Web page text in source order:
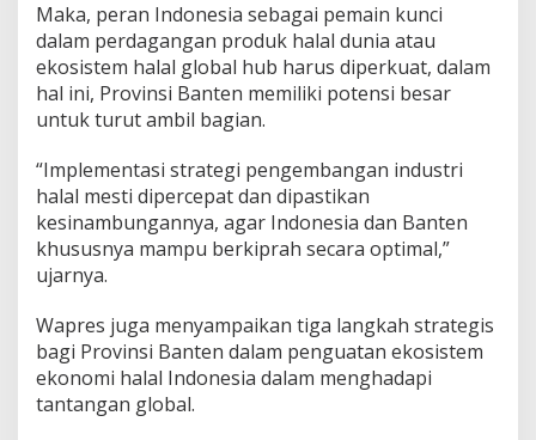
Maka, peran Indonesia sebagai pemain kunci
dalam perdagangan produk halal dunia atau
ekosistem halal global hub harus diperkuat, dalam
hal ini, Provinsi Banten memiliki potensi besar
untuk turut ambil bagian.
“Implementasi strategi pengembangan industri
halal mesti dipercepat dan dipastikan
kesinambungannya, agar Indonesia dan Banten
khususnya mampu berkiprah secara optimal,”
ujarnya.
Wapres juga menyampaikan tiga langkah strategis
bagi Provinsi Banten dalam penguatan ekosistem
ekonomi halal Indonesia dalam menghadapi
tantangan global.